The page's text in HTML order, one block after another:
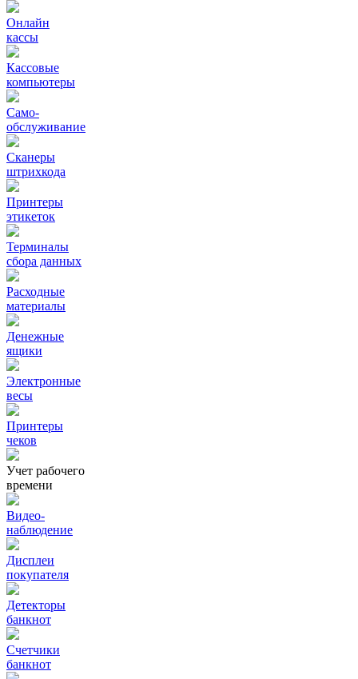
Онлайн
кассы
Кассовые
компьютеры
Само-
обслуживание
Сканеры
штрихкода
Принтеры
этикеток
Терминалы
сбора данных
Расходные
материалы
Денежные
ящики
Электронные
весы
Принтеры
чеков
Учет рабочего
времени
Видео‑
наблюдение
Дисплеи
покупателя
Детекторы
банкнот
Счетчики
банкнот